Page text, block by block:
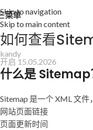
Skip to navigation
Skip to main content
菜单
如何查看
kandy
开启 15.05.2026
什么是 Sitemap
Sitemap 是一个 XML 文件
网站页面链接
页面更新时间